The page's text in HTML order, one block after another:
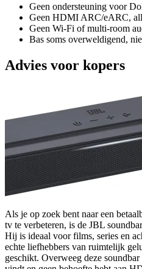
Geen ondersteuning voor
Geen HDMI ARC/eARC,
Geen Wi-Fi of multi-room
Bas soms overweldigend,
Advies voor kopers
Als je op zoek bent naar een
tv te verbeteren, is de JBL
Hij is ideaal voor films, series en
echte liefhebbers van ruimtelijk
geschikt. Overweeg deze